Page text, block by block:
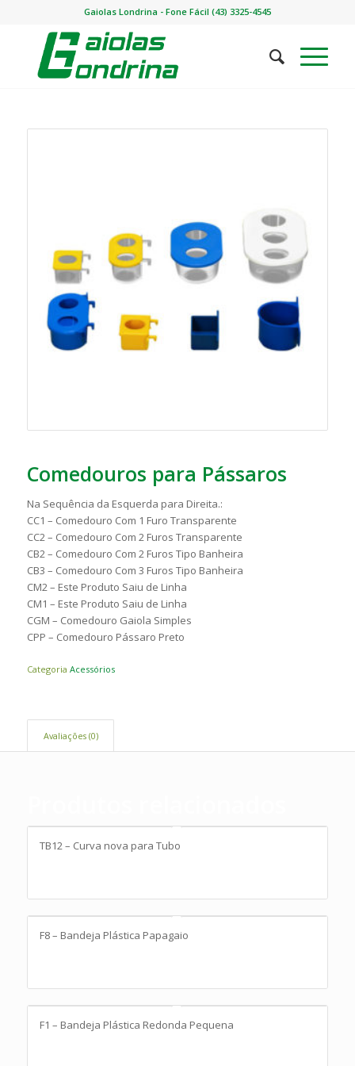
Gaiolas Londrina - Fone Fácil (43) 3325-4545
Comedouros para Pássaros
Na Sequência da Esquerda para Direita.:
CC1 – Comedouro Com 1 Furo Transparente
CC2 – Comedouro Com 2 Furos Transparente
CB2 – Comedouro Com 2 Furos Tipo Banheira
CB3 – Comedouro Com 3 Furos Tipo Banheira
CM2 – Este Produto Saiu de Linha
CM1 – Este Produto Saiu de Linha
CGM – Comedouro Gaiola Simples
CPP – Comedouro Pássaro Preto
Categoria Acessórios
Avaliações (0)
TB12 – Curva nova para Tubo
F8 – Bandeja Plástica Papagaio
F1 – Bandeja Plástica Redonda Pequena